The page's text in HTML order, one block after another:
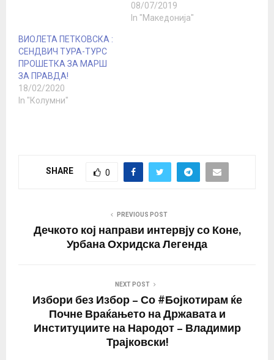
08/07/2019
In "Македонија"
ВИОЛЕТА ПЕТКОВСКА :
СЕНДВИЧ ТУРА-ТУРС
ПРОШЕТКА ЗА МАРШ
ЗА ПРАВДА!
18/02/2020
In "Колумни"
SHARE 0
PREVIOUS POST
Дечкото кој направи интервју со Коне,
Урбана Охридска Легенда
NEXT POST
Избори без Избор – Со #Бојкотирам ќе
Почне Враќањето на Државата и
Институциите на Народот – Владимир
Трајковски!